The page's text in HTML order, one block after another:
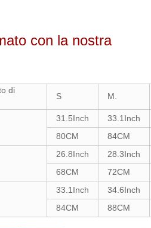
con la nostra
di
S M.
31.5Inch
33.1Inch
80CM
84CM
26.8Inch
28.3Inch
68CM
72CM
33.1Inch
34.6Inch
84CM
88CM